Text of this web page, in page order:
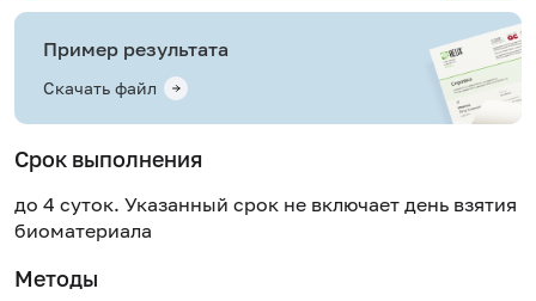
Пример результата
Скачать файл
Срок выполнения
до 4 суток. Указанный срок не включает день взятия
биоматериала
Методы